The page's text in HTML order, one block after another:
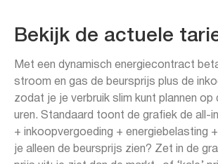
Bekijk de actuele
Met een dynamisch energiecontract
stroom en gas de beursprijs plus de
zodat je je verbruik slim kunt plannen
uren. Standaard toont de grafiek de all-
+ inkoopvergoeding + energiebelasting +
je alleen de beursprijs zien? Zet in de